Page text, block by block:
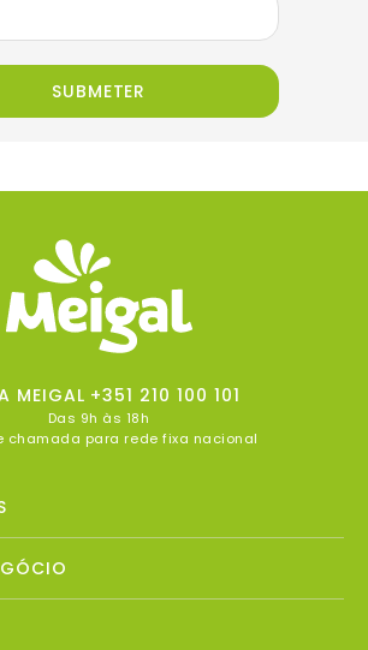
SUBMETER
MEIGAL +351 210 100 101
Das 9h às 18h
chamada para rede fixa nacional